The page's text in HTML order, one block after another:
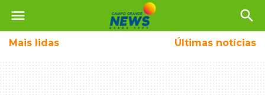
menu search
Mais lidas Últimas notícias